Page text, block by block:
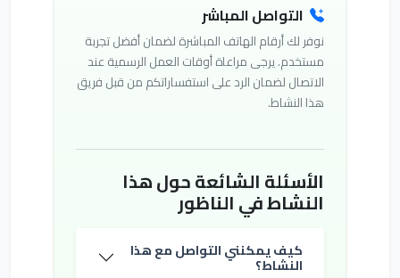
التواصل المباشر
نوفر لك أرقام الهاتف المباشرة لضمان أفضل تجربة
مستخدم. يرجى مراعاة أوقات العمل الرسمية عند
الاتصال لضمان الرد على استفساراتكم من قبل فريق
هذا النشاط.
الأسئلة الشائعة حول هذا
النشاط في الناظور
كيف يمكنني التواصل مع هذا
النشاط؟